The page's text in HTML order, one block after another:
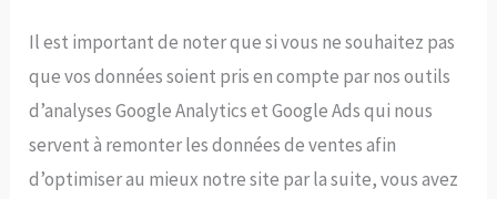
Il est important de noter que si vous ne souhaitez pas
que vos données soient pris en compte par nos outils
d’analyses Google Analytics et Google Ads qui nous
servent à remonter les données de ventes afin
d’optimiser au mieux notre site par la suite, vous avez